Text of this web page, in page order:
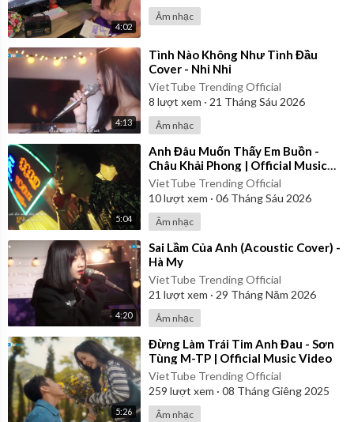
4:02
Âm nhạc
4:13
⁣Tình Nào Không Như Tình Đầu
Cover - Nhi Nhi
VietTube Trending Official
8 lượt xem · 21 Tháng Sáu 2026
Âm nhạc
5:04
⁣Anh Đâu Muốn Thấy Em Buồn -
Châu Khải Phong | Official Music
Video
VietTube Trending Official
10lượt xem · 06 Tháng Sáu 2026
Âm nhạc
4:20
⁣Sai Lầm Của Anh (Acoustic Cover) -
Hà My
VietTube Trending Official
21 lượt xem · 29 Tháng Năm 2026
Âm nhạc
5:26
⁣Đừng Làm Trái Tim Anh Đau - Sơn
Tùng M-TP | Official Music Video
VietTube Trending Official
259 lượt xem · 08 Tháng Giêng 2025
Âm nhạc